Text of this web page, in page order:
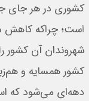
کشوری در هر جای
است؛ چراکه کاهش
شهروندان آن کشور
کشور همسایه و
دهه‌ای می‌شود که